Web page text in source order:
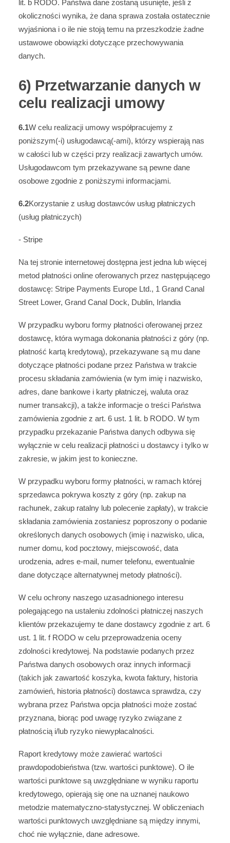
lit. b RODO. Państwa dane zostaną usunięte, jeśli z
okoliczności wynika, że dana sprawa została ostatecznie
wyjaśniona i o ile nie stoją temu na przeszkodzie żadne
ustawowe obowiązki dotyczące przechowywania
danych.
6) Przetwarzanie danych w
celu realizacji umowy
6.1W celu realizacji umowy współpracujemy z
poniższym(-i) usługodawcą(-ami), którzy wspierają nas
w całości lub w części przy realizacji zawartych umów.
Usługodawcom tym przekazywane są pewne dane
osobowe zgodnie z poniższymi informacjami.
6.2Korzystanie z usług dostawców usług płatniczych
(usług płatniczych)
- Stripe
Na tej stronie internetowej dostępna jest jedna lub więcej
metod płatności online oferowanych przez następującego
dostawcę: Stripe Payments Europe Ltd., 1 Grand Canal
Street Lower, Grand Canal Dock, Dublin, Irlandia
W przypadku wyboru formy płatności oferowanej przez
dostawcę, która wymaga dokonania płatności z góry (np.
płatność kartą kredytową), przekazywane są mu dane
dotyczące płatności podane przez Państwa w trakcie
procesu składania zamówienia (w tym imię i nazwisko,
adres, dane bankowe i karty płatniczej, waluta oraz
numer transakcji), a także informacje o treści Państwa
zamówienia zgodnie z art. 6 ust. 1 lit. b RODO. W tym
przypadku przekazanie Państwa danych odbywa się
wyłącznie w celu realizacji płatności u dostawcy i tylko w
zakresie, w jakim jest to konieczne.
W przypadku wyboru formy płatności, w ramach której
sprzedawca pokrywa koszty z góry (np. zakup na
rachunek, zakup ratalny lub polecenie zapłaty), w trakcie
składania zamówienia zostaniesz poproszony o podanie
określonych danych osobowych (imię i nazwisko, ulica,
numer domu, kod pocztowy, miejscowość, data
urodzenia, adres e-mail, numer telefonu, ewentualnie
dane dotyczące alternatywnej metody płatności).
W celu ochrony naszego uzasadnionego interesu
polegającego na ustaleniu zdolności płatniczej naszych
klientów przekazujemy te dane dostawcy zgodnie z art. 6
ust. 1 lit. f RODO w celu przeprowadzenia oceny
zdolności kredytowej. Na podstawie podanych przez
Państwa danych osobowych oraz innych informacji
(takich jak zawartość koszyka, kwota faktury, historia
zamówień, historia płatności) dostawca sprawdza, czy
wybrana przez Państwa opcja płatności może zostać
przyznana, biorąc pod uwagę ryzyko związane z
płatnością i/lub ryzyko niewypłacalności.
Raport kredytowy może zawierać wartości
prawdopodobieństwa (tzw. wartości punktowe). O ile
wartości punktowe są uwzględniane w wyniku raportu
kredytowego, opierają się one na uznanej naukowo
metodzie matematyczno-statystycznej. W obliczeniach
wartości punktowych uwzględniane są między innymi,
choć nie wyłącznie, dane adresowe.